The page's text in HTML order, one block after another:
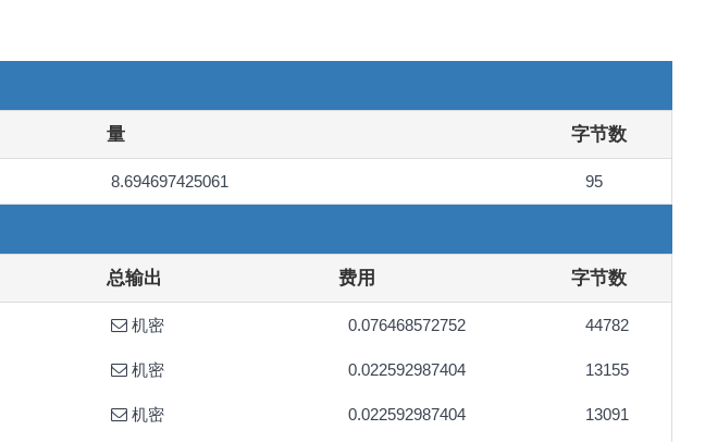
量 字节数
8.694697425061 95
总输出 费用 字节数
机密 0.076468572752 44782
机密 0.022592987404 13155
机密 0.022592987404 13091